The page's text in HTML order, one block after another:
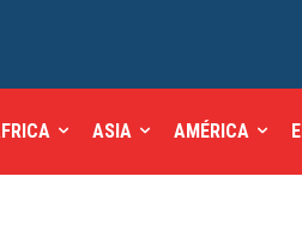
ASIA AMÉRICA